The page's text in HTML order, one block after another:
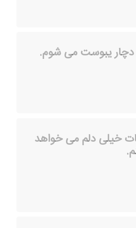
خیلی دلم می خواهد